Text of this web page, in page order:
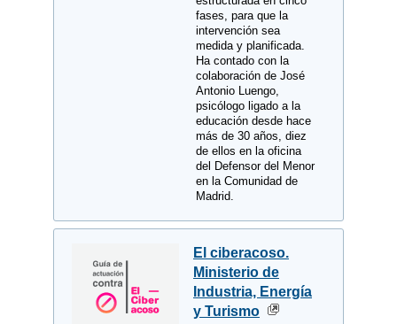
fases, para que la
intervención sea
medida y planificada.
Ha contado con la
colaboración de José
Antonio Luengo,
psicólogo ligado a la
educación desde hace
más de 30 años, diez
de ellos en la oficina
del Defensor del Menor
en la Comunidad de
Madrid.
El ciberacoso.
Ministerio de
Industria, Energía
y Turismo